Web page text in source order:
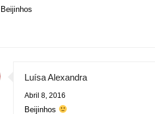
Beijinhos
Luísa Alexandra
Abril 8, 2016
Beijinhos